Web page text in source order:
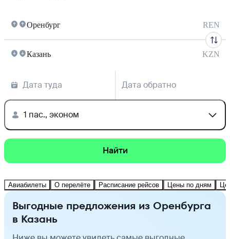
Оренбург REN
Казань KZN
Дата туда Дата обратно
1 пас., эконом
Найти
Авиабилеты О перелёте Расписание рейсов Цены по дням
Выгодные предложения из Оренбурга
в Казань